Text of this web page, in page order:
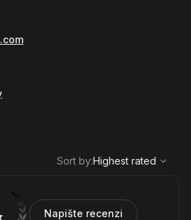
Highest rated
Sort by:Highest rated
Napište recenzi